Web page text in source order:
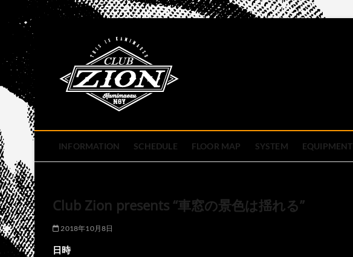
content
INFORMATION SCHEDULE FLOOR MAP SYSTEM EQUIPMENT
Club Zion presents “車窓の景色は揺れる”
2018年10月8日
日時